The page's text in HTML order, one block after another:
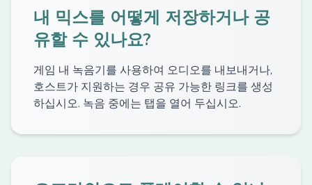
내 믹스를 어떻게 저장하거나 공
유할 수 있나요?
게임 내 녹음기를 사용하여 오디오를 내보내거나,
호스트가 지원하는 경우 공유 가능한 링크를 생성
하십시오. 녹음 중에는 탭을 열어 두십시오.